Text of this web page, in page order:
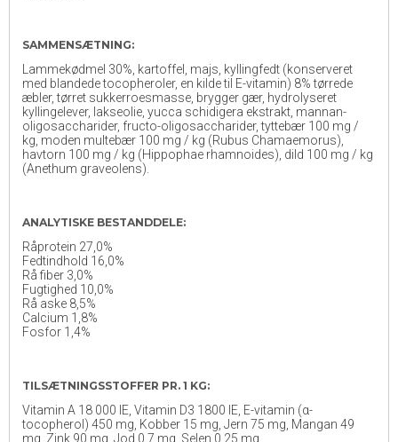
SAMMENSÆTNING:
Lammekødmel 30%, kartoffel, majs, kyllingfedt (konserveret
med blandede tocopheroler, en kilde til E-vitamin) 8% tørrede
æbler, tørret sukkerroesmasse, brygger gær, hydrolyseret
kyllingelever, lakseolie, yucca schidigera ekstrakt, mannan-
oligosaccharider, fructo-oligosaccharider, tyttebær 100 mg /
kg, moden multebær 100 mg / kg (Rubus Chamaemorus),
havtorn 100 mg / kg (Hippophae rhamnoides), dild 100 mg / kg
(Anethum graveolens).
ANALYTISKE BESTANDDELE:
Råprotein 27,0%
Fedtindhold 16,0%
Rå fiber 3,0%
Fugtighed 10,0%
Rå aske 8,5%
Calcium 1,8%
Fosfor 1,4%
TILSÆTNINGSSTOFFER PR. 1 KG:
Vitamin A 18 000 IE, Vitamin D3 1800 IE, E-vitamin (α-
tocopherol) 450 mg, Kobber 15 mg, Jern 75 mg, Mangan 49
mg, Zink 90 mg, Jod 0,7 mg, Selen 0,25 mg